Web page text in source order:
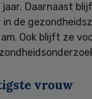
jaar. Daarnaast
de
Ook blijft ze
vrouw